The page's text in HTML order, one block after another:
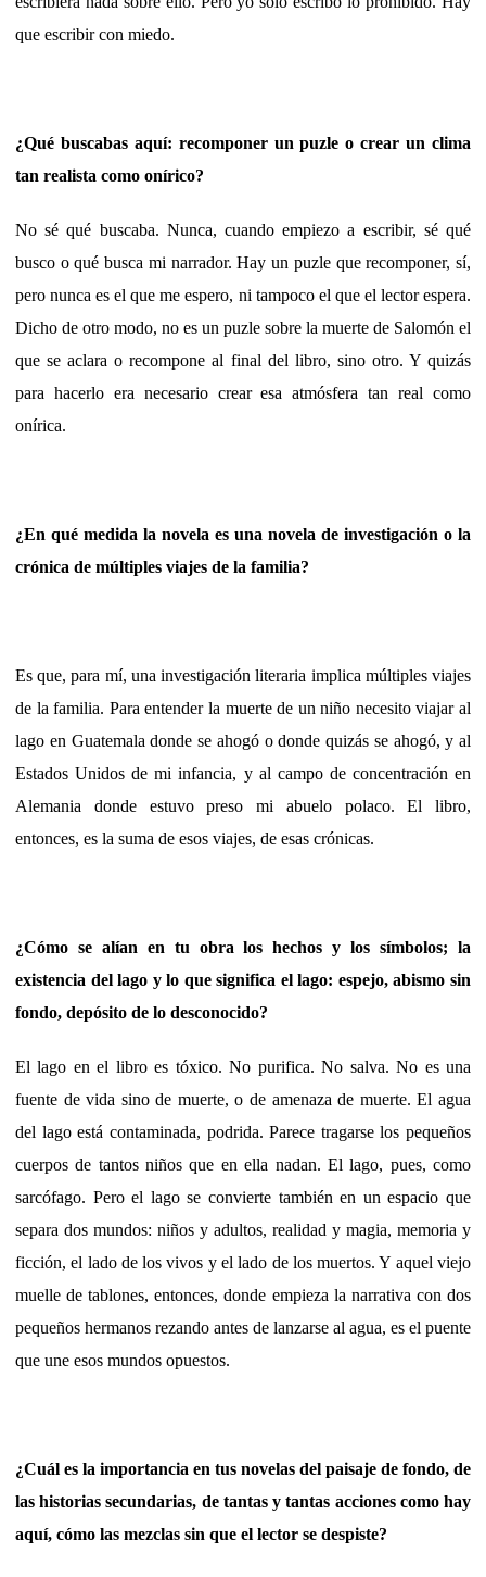
que escribir con miedo.
¿Qué buscabas aquí: recomponer un puzle o crear un clima
tan realista como onírico?
No sé qué buscaba. Nunca, cuando empiezo a escribir, sé qué
busco o qué busca mi narrador. Hay un puzle que recomponer, sí,
pero nunca es el que me espero, ni tampoco el que el lector espera.
Dicho de otro modo, no es un puzle sobre la muerte de Salomón el
que se aclara o recompone al final del libro, sino otro. Y quizás
para hacerlo era necesario crear esa atmósfera tan real como
onírica.
¿En qué medida la novela es una novela de investigación o la
crónica de múltiples viajes de la familia?
Es que, para mí, una investigación literaria implica múltiples viajes
de la familia. Para entender la muerte de un niño necesito viajar al
lago en Guatemala donde se ahogó o donde quizás se ahogó, y al
Estados Unidos de mi infancia, y al campo de concentración en
Alemania donde estuvo preso mi abuelo polaco. El libro,
entonces, es la suma de esos viajes, de esas crónicas.
¿Cómo se alían en tu obra los hechos y los símbolos; la
existencia del lago y lo que significa el lago: espejo, abismo sin
fondo, depósito de lo desconocido?
El lago en el libro es tóxico. No purifica. No salva. No es una
fuente de vida sino de muerte, o de amenaza de muerte. El agua
del lago está contaminada, podrida. Parece tragarse los pequeños
cuerpos de tantos niños que en ella nadan. El lago, pues, como
sarcófago. Pero el lago se convierte también en un espacio que
separa dos mundos: niños y adultos, realidad y magia, memoria y
ficción, el lado de los vivos y el lado de los muertos. Y aquel viejo
muelle de tablones, entonces, donde empieza la narrativa con dos
pequeños hermanos rezando antes de lanzarse al agua, es el puente
que une esos mundos opuestos.
¿Cuál es la importancia en tus novelas del paisaje de fondo, de
las historias secundarias, de tantas y tantas acciones como hay
aquí, cómo las mezclas sin que el lector se despiste?